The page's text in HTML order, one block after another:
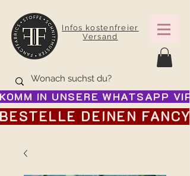
Infos kostenfreier
Versand
KOMM IN UNSERE WHATSAPP
BESTELLE DEINEN